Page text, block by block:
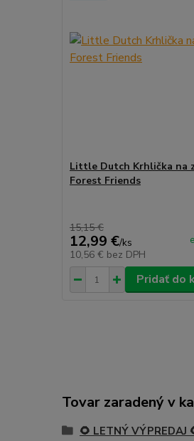
Little Dutch Krhlička na
Forest Friends
15,15 €
12,99 €/ks
10,56 € bez DPH
Pridať do
Tovar zaradený v
🌻 LETNÝ VÝPREDAJ